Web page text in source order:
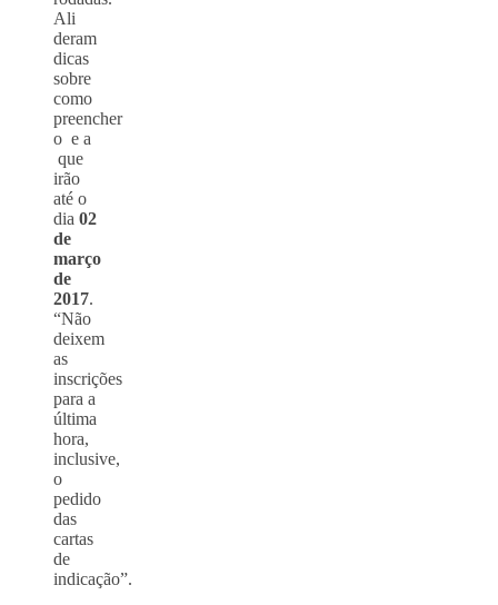
Ali
deram
dicas
sobre
como
preencher
o e a
que
irão
até o
dia 02
de
março
de
2017.
“Não
deixem
as
inscrições
para a
última
hora,
inclusive,
o
pedido
das
cartas
de
indicação”.